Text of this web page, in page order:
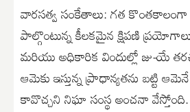
​వారసత్వ సంకేతాలు: గత
పాల్గొంటున్న కీలకమైన క్షిపణి
మరియు అధికారిక విందుల్లో జు-యే
ఆమెకు ఇస్తున్న ప్రాధాన్యతను బట్టి
కావొచ్చని నిఘా సంస్థ అంచనా వేస్తోంది.